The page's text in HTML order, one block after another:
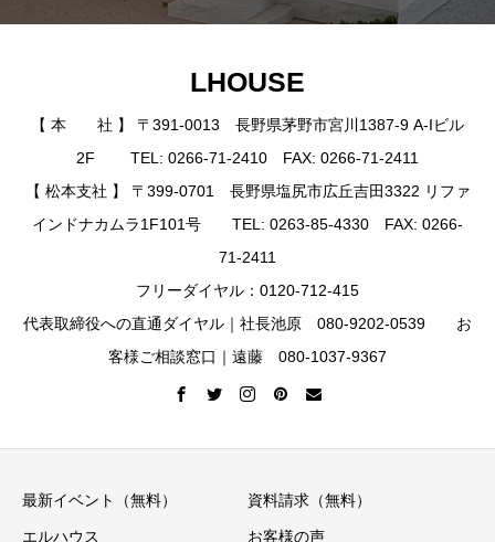
LHOUSE
【 本 社 】 〒391-0013 長野県茅野市宮川1387-9 A-Iビル
2F TEL: 0266-71-2410 FAX: 0266-71-2411
【 松本支社 】 〒399-0701 長野県塩尻市広丘吉田3322 リファ
インドナカムラ1F101号 TEL: 0263-85-4330 FAX: 0266-
71-2411
フリーダイヤル：0120-712-415
代表取締役への直通ダイヤル｜社長池原 080-9202-0539 お
客様ご相談窓口｜遠藤 080-1037-9367
最新イベント（無料） 資料請求（無料）
エルハウス お客様の声